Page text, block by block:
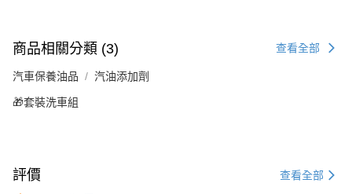
商品相關分類 (3) 查看全部
汽車保養油品 汽油添加劑
🎁套裝洗車組
評價 查看全部